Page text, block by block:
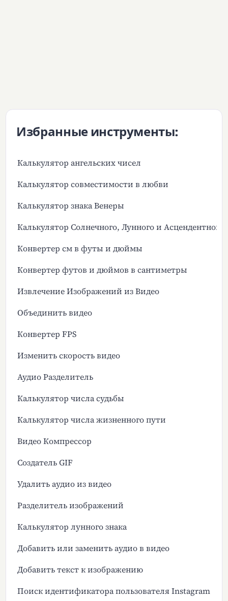
Избранные инструменты:
Калькулятор ангельских чисел
Калькулятор совместимости в любви
Калькулятор знака Венеры
Калькулятор Солнечного, Лунного и Асцендентного
Конвертер см в футы и дюймы
Конвертер футов и дюймов в сантиметры
Извлечение Изображений из Видео
Объединить видео
Конвертер FPS
Изменить скорость видео
Аудио Разделитель
Калькулятор числа судьбы
Калькулятор числа жизненного пути
Видео Компрессор
Создатель GIF
Удалить аудио из видео
Разделитель изображений
Калькулятор лунного знака
Добавить или заменить аудио в видео
Добавить текст к изображению
Поиск идентификатора пользователя Instagram